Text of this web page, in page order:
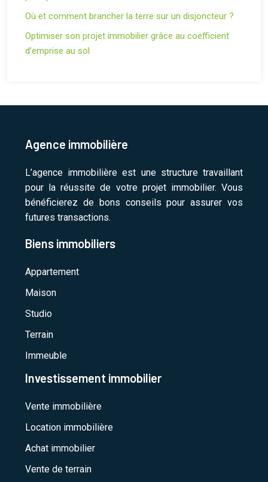
Où et comment brancher la terre sur un disjoncteur ?
Optimiser son projet immobilier grâce au coefficient
d’emprise au sol
Agence immobilière
L’agence immobilière est une structure travaillant
pour la réussite de votre projet immobilier. Vous
bénéficierez de bons conseils pour assurer vos
futures transactions.
Biens immobiliers
Appartement
Maison
Studio
Terrain
Immeuble
Investissement immobilier
Vente immobilière
Location immobilière
Achat immobilier
Vente de terrain